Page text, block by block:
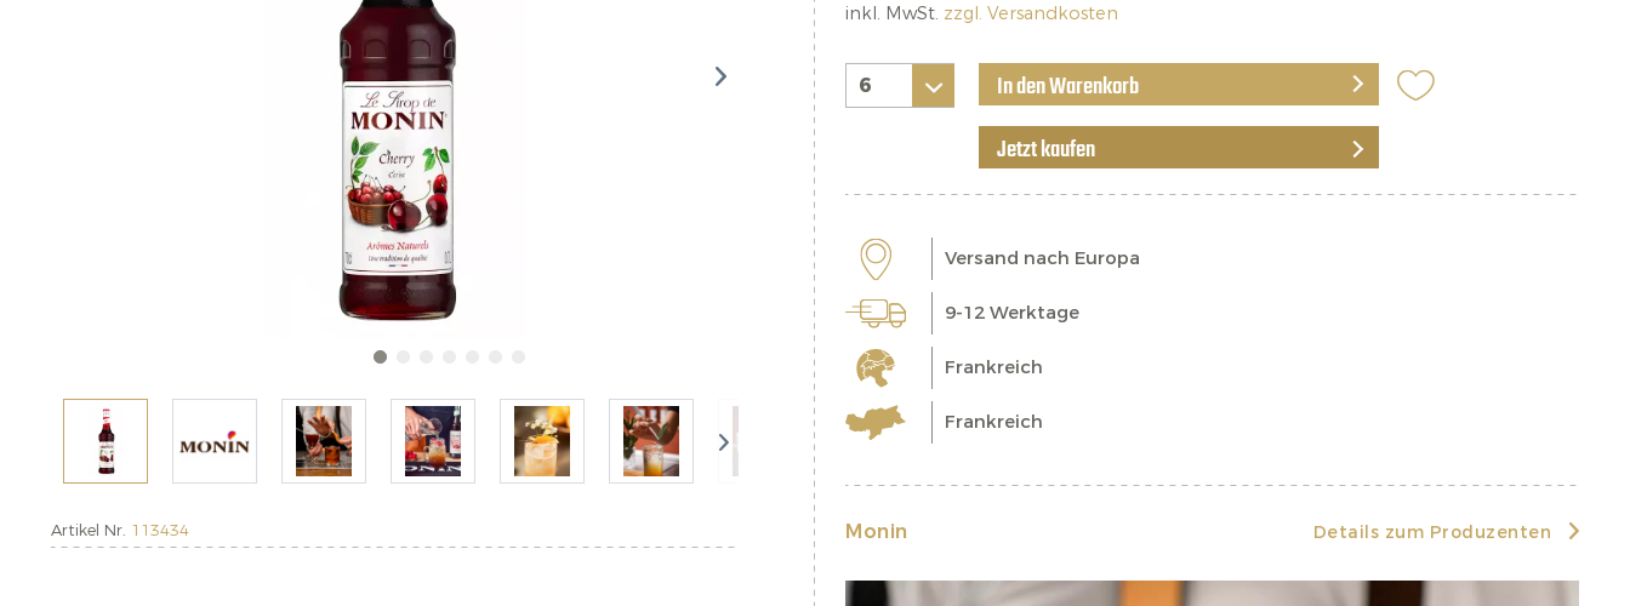
Artikel Nr. 113434
inkl. MwSt. zzgl. Versandkosten
In den Warenkorb
Jetzt kaufen
Versand nach Europa
9-12 Werktage
Frankreich
Frankreich
Monin Details zum Produzenten